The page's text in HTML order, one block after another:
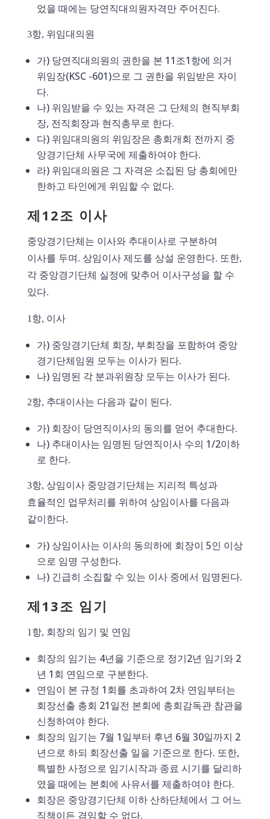
었을 때에는 당연직대의원자격만 주어진다.
3항, 위임대의원
가) 당연직대의원의 권한을 본 11조1항에 의거
위임장(KSC -601)으로 그 권한을 위임받은 자이
다.
나) 위임받을 수 있는 자격은 그 단체의 현직부회
장, 전직회장과 현직총무로 한다.
다) 위임대의원의 위임장은 총회개회 전까지 중
앙경기단체 사무국에 제출하여야 한다.
라) 위임대의원은 그 자격은 소집된 당 총회에만
한하고 타인에게 위임할 수 없다.
제12조 이사
중앙경기단체는 이사와 추대이사로 구분하여
이사를 두며. 상임이사 제도를 상설 운영한다. 또한,
각 중앙경기단체 실정에 맞추어 이사구성을 할 수
있다.
1항, 이사
가) 중앙경기단체 회장, 부회장을 포함하여 중앙
경기단체임원 모두는 이사가 된다.
나) 임명된 각 분과위원장 모두는 이사가 된다.
2항, 추대이사는 다음과 같이 된다.
가) 회장이 당연직이사의 동의를 얻어 추대한다.
나) 추대이사는 임명된 당연직이사 수의 1/2이하
로 한다.
3항, 상임이사 중앙경기단체는 지리적 특성과
효율적인 업무처리를 위하여 상임이사를 다음과
같이한다.
가) 상임이사는 이사의 동의하에 회장이 5인 이상
으로 임명 구성한다.
나) 긴급히 소집할 수 있는 이사 중에서 임명된다.
제13조 임기
1항, 회장의 임기 및 연임
회장의 임기는 4년을 기준으로 정기2년 임기와 2
년 1회 연임으로 구분한다.
연임이 본 규정 1회를 초과하여 2차 연임부터는
회장선출 총회 21일전 본회에 총회감독관 참관을
신청하여야 한다.
회장의 임기는 7월 1일부터 후년 6월 30일까지 2
년으로 하되 회장선출 일을 기준으로 한다. 또한,
특별한 사정으로 임기시작과 종료 시기를 달리하
였을 때에는 본회에 사유서를 제출하여야 한다.
회장은 중앙경기단체 이하 산하단체에서 그 어느
직책이든 겸임할 수 없다.